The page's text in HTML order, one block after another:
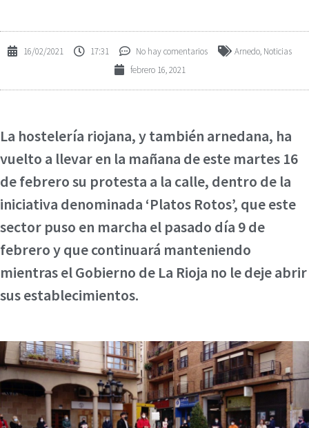
16/02/2021 17:31 No hay comentarios Arnedo, Noticias
febrero 16, 2021
La hostelería riojana, y también arnedana, ha
vuelto a llevar en la mañana de este martes 16
de febrero su protesta a la calle, dentro de la
iniciativa denominada ‘Platos Rotos’, que este
sector puso en marcha el pasado día 9 de
febrero y que continuará manteniendo
mientras el Gobierno de La Rioja no le deje abrir
sus establecimientos.